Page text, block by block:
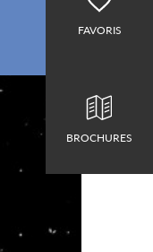
FAVORIS
BROCHURES